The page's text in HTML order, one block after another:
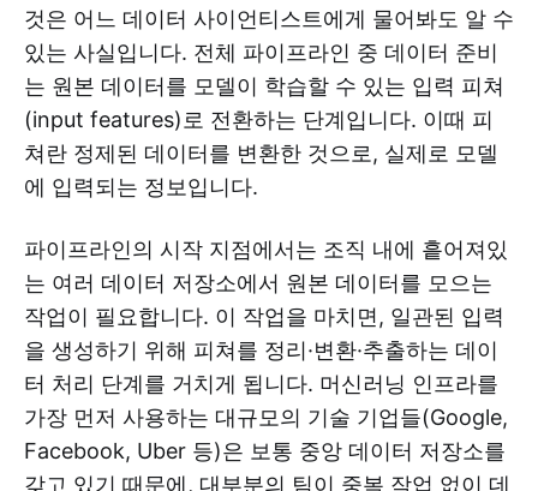
것은 어느 데이터 사이언티스트에게 물어봐도 알 수
있는 사실입니다. 전체 파이프라인 중 데이터 준비
는 원본 데이터를 모델이 학습할 수 있는 입력 피쳐
(input features)로 전환하는 단계입니다. 이때 피
쳐란 정제된 데이터를 변환한 것으로, 실제로 모델
에 입력되는 정보입니다.
파이프라인의 시작 지점에서는 조직 내에 흩어져있
는 여러 데이터 저장소에서 원본 데이터를 모으는
작업이 필요합니다. 이 작업을 마치면, 일관된 입력
을 생성하기 위해 피쳐를 정리·변환·추출하는 데이
터 처리 단계를 거치게 됩니다. 머신러닝 인프라를
가장 먼저 사용하는 대규모의 기술 기업들(Google,
Facebook, Uber 등)은 보통 중앙 데이터 저장소를
갖고 있기 때문에, 대부분의 팀이 중복 작업 없이 데